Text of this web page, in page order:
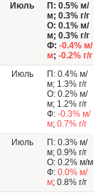
Июль
П: 0.5% м/
м; 0.3% г/г
О: 0.1% м/
м; 0.3% г/г
Ф: -0.4% м/
м; -0.2% г/г
Июль
П: 0.4% м/
м; 1.3% г/г
О: 0.2% м/
м; 1.2% г/г
Ф: -0.3% м/
м; 0.7% г/г
Июль
П: 0.3% м/
м; 0.9% г/г
О: 0.2% м/м
Ф: 0.0% м/
м; 0.8% г/г